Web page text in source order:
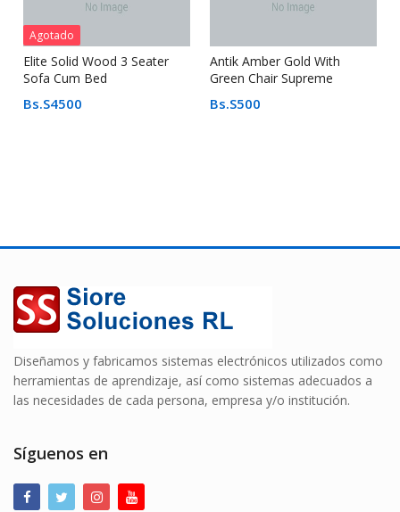
Agotado
Elite Solid Wood 3 Seater
Sofa Cum Bed
Bs.S4500
Antik Amber Gold With
Green Chair Supreme
Bs.S500
Diseñamos y fabricamos sistemas electrónicos utilizados como
herramientas de aprendizaje, así como sistemas adecuados a
las necesidades de cada persona, empresa y/o institución.
Síguenos en